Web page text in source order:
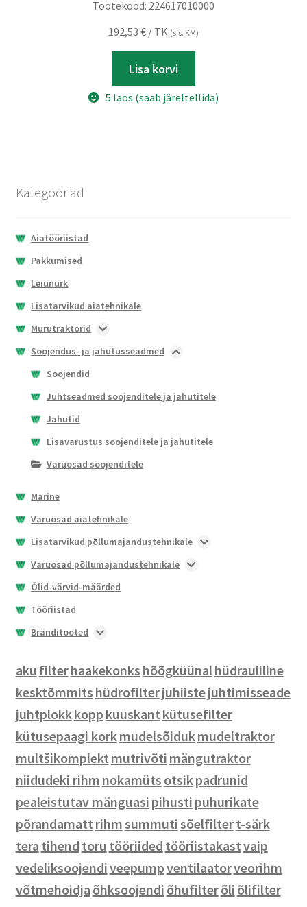
Tootekood: 224617010000
192,53 € / TK (sis. KM)
Lisa korvi
5 laos (saab järeltellida)
Kategooriad
Aiatööriistad
Pakkumised
Leiunurk
Lisatarvikud aiatehnikale
Murutraktorid
Soojendus- ja jahutusseadmed
Soojendid
Juhtseadmed soojenditele ja jahutitele
Jahutid
Lisavarustus soojenditele ja jahutitele
Varuosad soojenditele
Marine
Varuosad aiatehnikale
Lisatarvikud põllumajandustehnikale
Põrandamatid
Varuosad põllumajandustehnikale
Filtrid
Õlid-värvid-määrded
Tööriistad
Bränditooted
Märgid
Prillid
Tööriided
Meeste riided
Naiste riided
Laste riided
Mütsid
Pealeistutavad mänguasjad
Mänguasjad
Mudelsõidukid
Pusled ja lauamängud
aku filterhaakekonks hõõgküünalhüdrauliline
kesktõmmits hüdrofilterjuhiistejuhtimisseade
juhtplokkkopp kuuskant kütusefilter
kütusepaagi korkmudelsõidukmudeltraktor
multšikomplekt mutrivõti mängutraktor
niidudeki rihm nokamüts otsikpadrunid
pealeistutav mänguasi pihusti puhurikate
põrandamatt rihmsummutisõelfiltert-särk
tera tihend toru tööriided tööriistakastvaip
vedeliksoojendiveepumpventilaatorveorihm
võtmehoidja õhksoojendi õhufilterõli õlifilter